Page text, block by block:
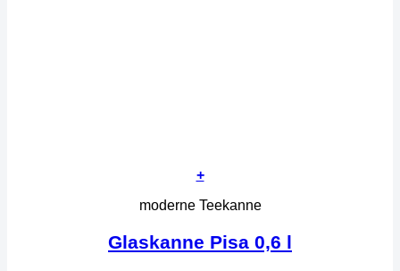
+
moderne Teekanne
Glaskanne Pisa 0,6 l